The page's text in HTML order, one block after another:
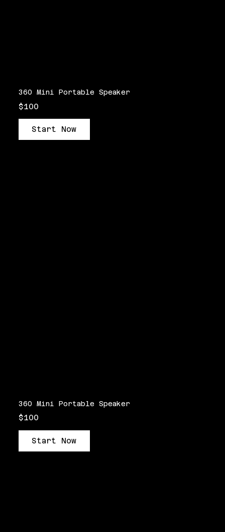
360 Mini Portable Speaker
$100
Start Now
360 Mini Portable Speaker
$100
Start Now